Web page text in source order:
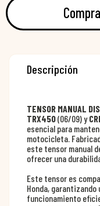
Descripción
TENSOR MANUAL
TRX450(06/09) y
esencial para
motocicleta.
este tensor manual
ofrecer una
Este tensor es
Honda,
funcionamiento